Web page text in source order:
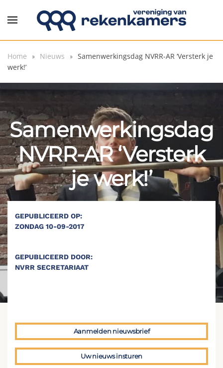
Overslaan en naar de inhoud gaan
Home Nieuws
Samenwerkingsdag NVRR-AR ‘Versterk je
werk!’
Samenwerkingsdag
NVRR-AR ‘Versterk
je werk!’
GEPUBLICEERD OP:
ZONDAG 10-09-2017
GEPUBLICEERD DOOR:
NVRR SECRETARIAAT
Aanmelden nieuwsbrief
Uw nieuws insturen